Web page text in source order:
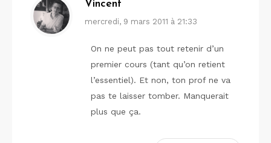
Vincent
mercredi, 9 mars 2011 à 21:33
On ne peut pas tout retenir d’un
premier cours (tant qu’on retient
l’essentiel). Et non, ton prof ne va
pas te laisser tomber. Manquerait
plus que ça.